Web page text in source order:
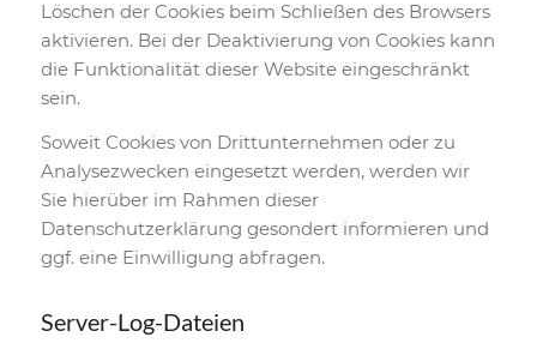
Löschen der Cookies beim Schließen des Browsers
aktivieren. Bei der Deaktivierung von Cookies kann
die Funktionalität dieser Website eingeschränkt
sein.
Soweit Cookies von Drittunternehmen oder zu
Analysezwecken eingesetzt werden, werden wir
Sie hierüber im Rahmen dieser
Datenschutzerklärung gesondert informieren und
ggf. eine Einwilligung abfragen.
Server-Log-Dateien